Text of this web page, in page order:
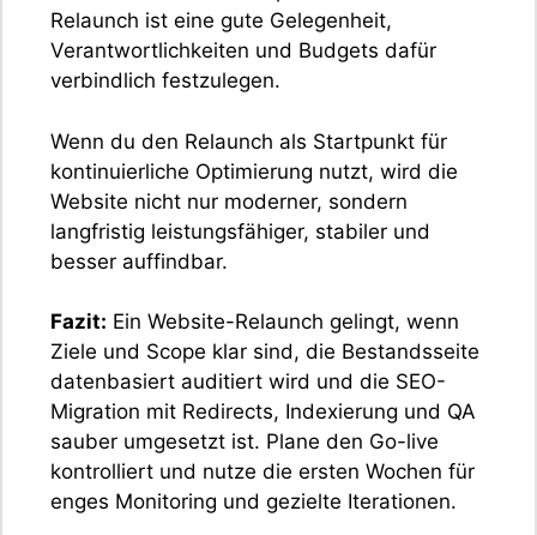
Relaunch ist eine gute Gelegenheit,
Verantwortlichkeiten und Budgets dafür
verbindlich festzulegen.
Wenn du den Relaunch als Startpunkt für
kontinuierliche Optimierung nutzt, wird die
Website nicht nur moderner, sondern
langfristig leistungsfähiger, stabiler und
besser auffindbar.
Fazit: Ein Website-Relaunch gelingt, wenn
Ziele und Scope klar sind, die Bestandsseite
datenbasiert auditiert wird und die SEO-
Migration mit Redirects, Indexierung und QA
sauber umgesetzt ist. Plane den Go-live
kontrolliert und nutze die ersten Wochen für
enges Monitoring und gezielte Iterationen.